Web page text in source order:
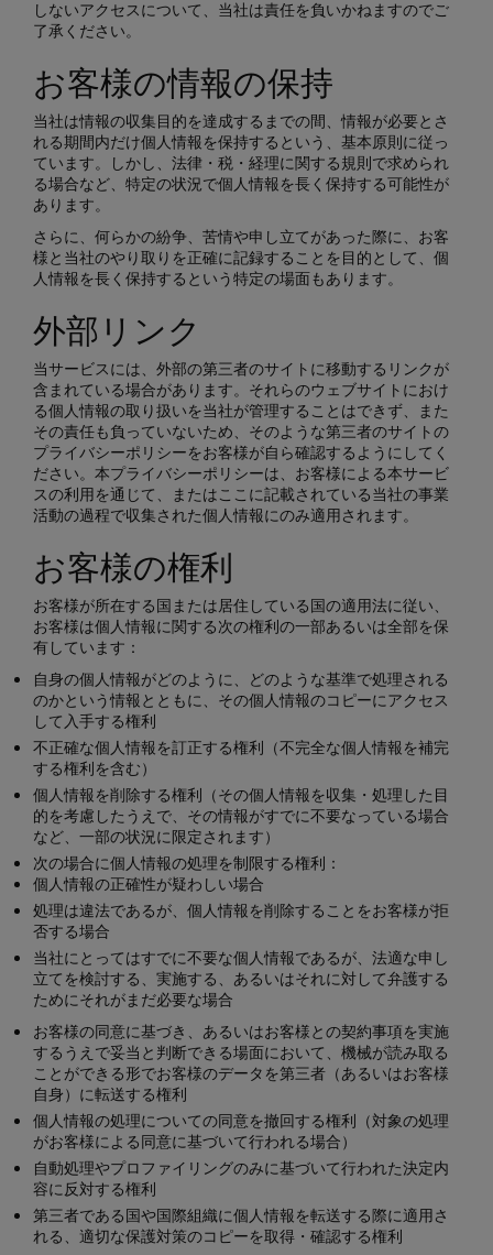
しないアクセスについて、当社は責任を負いかねますのでご
了承ください。
お客様の情報の保持
当社は情報の収集目的を達成するまでの間、情報が必要とさ
れる期間内だけ個人情報を保持するという、基本原則に従っ
ています。しかし、法律・税・経理に関する規則で求められ
る場合など、特定の状況で個人情報を長く保持する可能性が
あります。
さらに、何らかの紛争、苦情や申し立てがあった際に、お客
様と当社のやり取りを正確に記録することを目的として、個
人情報を長く保持するという特定の場面もあります。
外部リンク
当サービスには、外部の第三者のサイトに移動するリンクが
含まれている場合があります。それらのウェブサイトにおけ
る個人情報の取り扱いを当社が管理することはできず、また
その責任も負っていないため、そのような第三者のサイトの
プライバシーポリシーをお客様が自ら確認するようにしてく
ださい。本プライバシーポリシーは、お客様による本サービ
スの利用を通じて、またはここに記載されている当社の事業
活動の過程で収集された個人情報にのみ適用されます。
お客様の権利
お客様が所在する国または居住している国の適用法に従い、
お客様は個人情報に関する次の権利の一部あるいは全部を保
有しています：
自身の個人情報がどのように、どのような基準で処理される
のかという情報とともに、その個人情報のコピーにアクセス
して入手する権利
不正確な個人情報を訂正する権利（不完全な個人情報を補完
する権利を含む）
個人情報を削除する権利（その個人情報を収集・処理した目
的を考慮したうえで、その情報がすでに不要なっている場合
など、一部の状況に限定されます）
次の場合に個人情報の処理を制限する権利：
個人情報の正確性が疑わしい場合
処理は違法であるが、個人情報を削除することをお客様が拒
否する場合
当社にとってはすでに不要な個人情報であるが、法適な申し
立てを検討する、実施する、あるいはそれに対して弁護する
ためにそれがまだ必要な場合
お客様の同意に基づき、あるいはお客様との契約事項を実施
するうえで妥当と判断できる場面において、機械が読み取る
ことができる形でお客様のデータを第三者（あるいはお客様
自身）に転送する権利
個人情報の処理についての同意を撤回する権利（対象の処理
がお客様による同意に基づいて行われる場合）
自動処理やプロファイリングのみに基づいて行われた決定内
容に反対する権利
第三者である国や国際組織に個人情報を転送する際に適用さ
れる、適切な保護対策のコピーを取得・確認する権利